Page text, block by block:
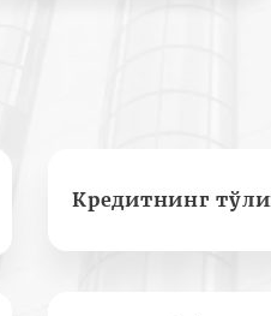
Кредитнинг